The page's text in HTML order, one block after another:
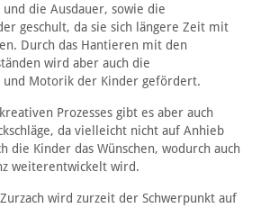
die Ausdauer, sowie die
geschult, da sie sich längere Zeit mit
Durch das Hantieren mit den
wird aber auch die
und Motorik der Kinder gefördert.
Prozesses gibt es aber auch
da vielleicht nicht auf Anhieb
die Kinder das Wünschen, wodurch auch
weiterentwickelt wird.
wird zurzeit der Schwerpunkt auf